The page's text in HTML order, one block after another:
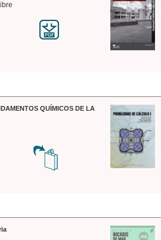
QUÍMICOS DE LA